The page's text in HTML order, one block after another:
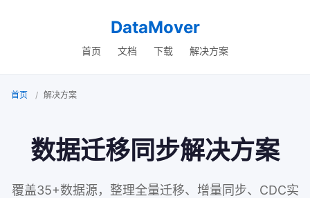
DataMover
首页 文档 下载 解决方案
首页 解决方案
数据迁移同步解决方案
覆盖35+数据源，整理全量迁移、增量同步、CDC实